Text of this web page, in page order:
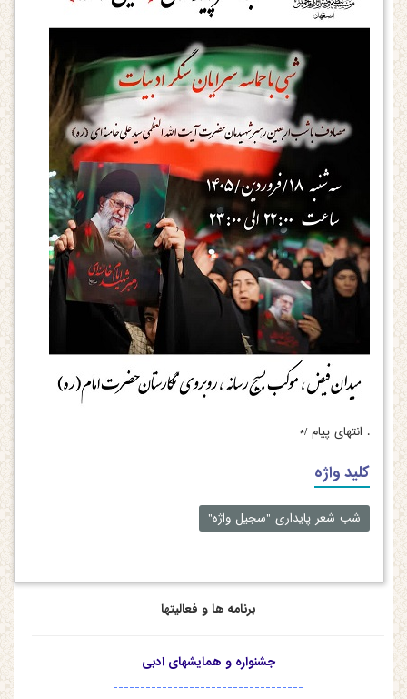
. انتهای پیام /*
کلید واژه
شب شعر پایداری "سجیل واژه"
برنامه ها و فعالیتها
جشنواره و همایشهای ادبی
-----------------------------------